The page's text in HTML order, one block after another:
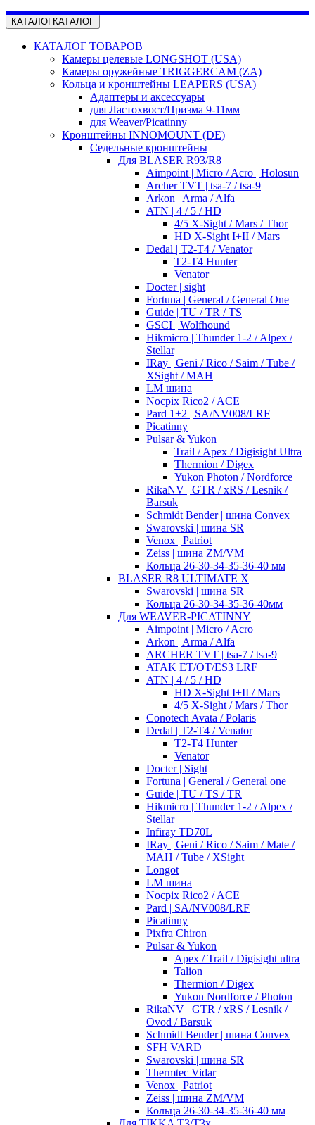
КАТАЛОГКАТАЛОГ
КАТАЛОГ ТОВАРОВ
Камеры целевые LONGSHOT (USA)
Камеры оружейные TRIGGERCAM (ZA)
Кольца и кронштейны LEAPERS (USA)
Адаптеры и аксессуары
для Ластохвост/Призма 9-11мм
для Weaver/Picatinny
Кронштейны INNOMOUNT (DE)
Седельные кронштейны
Для BLASER R93/R8
Aimpoint | Micro / Acro | Holosun
Archer TVT | tsa-7 / tsa-9
Arkon | Arma / Alfa
ATN | 4 / 5 / HD
4/5 X-Sight / Mars / Thor
HD X-Sight I+II / Mars
Dedal | T2-T4 / Venator
T2-T4 Hunter
Venator
Docter | sight
Fortuna | General / General One
Guide | TU / TR / TS
GSCI | Wolfhound
Hikmicro | Thunder 1-2 / Alpex /
Stellar
IRay | Geni / Rico / Saim / Tube /
XSight / MAH
LM шина
Nocpix Rico2 / ACE
Pard 1+2 | SA/NV008/LRF
Picatinny
Pulsar & Yukon
Trail / Apex / Digisight Ultra
Thermion / Digex
Yukon Photon / Nordforce
RikaNV | GTR / xRS / Lesnik /
Barsuk
Schmidt Bender | шина Convex
Swarovski | шина SR
Venox | Patriot
Zeiss | шина ZM/VM
Кольца 26-30-34-35-36-40 мм
BLASER R8 ULTIMATE X
Swarovski | шина SR
Кольца 26-30-34-35-36-40мм
Для WEAVER-PICATINNY
Aimpoint | Micro / Acro
Arkon | Arma / Alfa
ARCHER TVT | tsa-7 / tsa-9
ATAK ET/OT/ES3 LRF
ATN | 4 / 5 / HD
HD X-Sight I+II / Mars
4/5 X-Sight / Mars / Thor
Conotech Avata / Polaris
Dedal | T2-T4 / Venator
T2-T4 Hunter
Venator
Docter | Sight
Fortuna | General / General one
Guide | TU / TS / TR
Hikmicro | Thunder 1-2 / Alpex /
Stellar
Infiray TD70L
IRay | Geni / Rico / Saim / Mate /
MAH / Tube / XSight
Longot
LM шина
Nocpix Rico2 / ACE
Pard | SA/NV008/LRF
Picatinny
Pixfra Chiron
Pulsar & Yukon
Apex / Trail / Digisight ultra
Talion
Thermion / Digex
Yukon Nordforce / Photon
RikaNV | GTR / xRS / Lesnik /
Ovod / Barsuk
Schmidt Bender | шина Convex
SFH VARD
Swarovski | шина SR
Thermtec Vidar
Venox | Patriot
Zeiss | шина ZM/VM
Кольца 26-30-34-35-36-40 мм